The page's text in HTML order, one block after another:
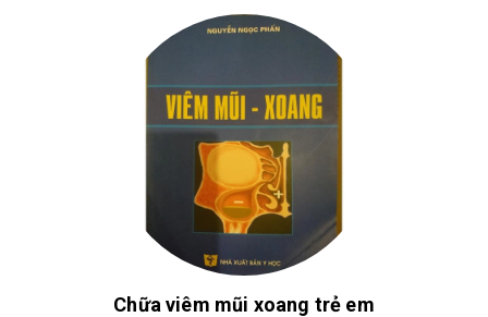
Chữa viêm mũi xoang trẻ em